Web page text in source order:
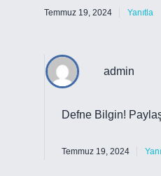
Temmuz 19, 2024 Yanıtla
admin
Defne Bilgin!
Temmuz 19, 2024